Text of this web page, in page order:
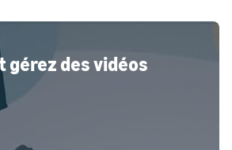
gérez des vidéos